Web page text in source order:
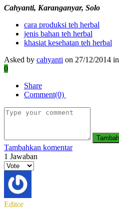
Cahyanti, Karanganyar, Solo
cara produksi teh herbal
jenis bahan teh herbal
khasiat kesehatan teh herbal
Asked by cahyanti on 27/12/2014 in
0
Share
Comment(0)
Tambahkan komentar
1 Jawaban
Editor